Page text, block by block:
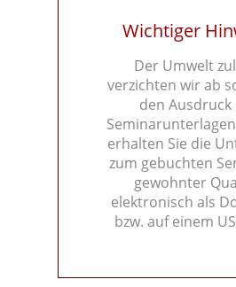
Wichtiger
Der Umwelt
verzichten wir ab
den Ausdruck
erhalten Sie die
zum gebuchten
gewohnter
elektronisch als
bzw. auf einem